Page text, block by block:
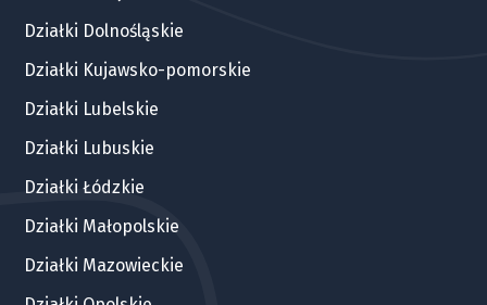
Działki Dolnośląskie
Działki Kujawsko-pomorskie
Działki Lubelskie
Działki Lubuskie
Działki Łódzkie
Działki Małopolskie
Działki Mazowieckie